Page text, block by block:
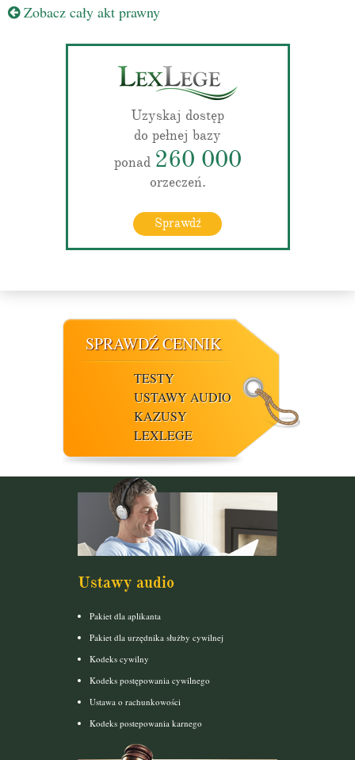
Zobacz cały akt prawny
Uzyskaj dostęp
do pełnej bazy
ponad 260 000
orzeczeń.
Sprawdź
SPRAWDŹ CENNIK
TESTY
USTAWY AUDIO
KAZUSY
LEXLEGE
Ustawy audio
Pakiet dla aplikanta
Pakiet dla urzędnika służby cywilnej
Kodeks cywilny
Kodeks postępowania cywilnego
Ustawa o rachunkowości
Kodeks postepowania karnego